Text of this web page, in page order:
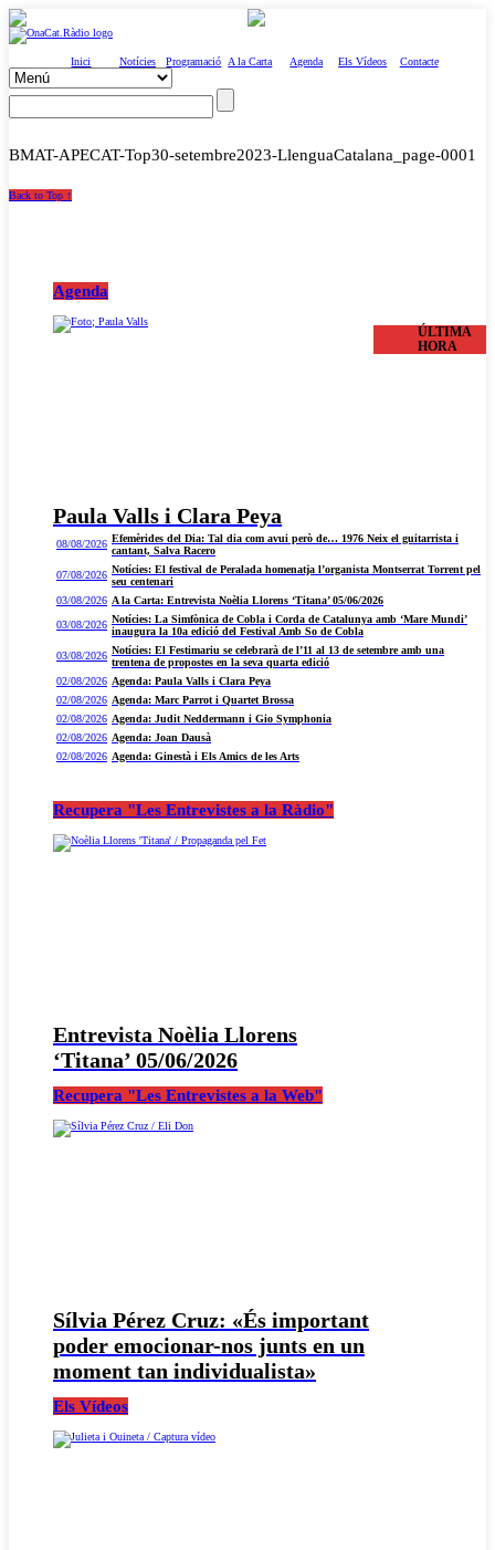
Inici Notícies Programació A la Carta Agenda Els Vídeos Contacte
BMAT-APECAT-Top30-setembre2023-LlenguaCatalana_page-0001
Back to Top ↑
Agenda
Paula Valls i Clara Peya
ÚLTIMA
HORA
08/08/2026 Efemèrides del Dia: Tal dia com avui però de… 1976 Neix el guitarrista i
cantant, Salva Racero
07/08/2026 Notícies: El festival de Peralada homenatja l’organista Montserrat Torrent pel
seu centenari
03/08/2026 A la Carta: Entrevista Noèlia Llorens ‘Titana’ 05/06/2026
03/08/2026 Notícies: La Simfònica de Cobla i Corda de Catalunya amb ‘Mare Mundi’
inaugura la 10a edició del Festival Amb So de Cobla
03/08/2026 Notícies: El Festimariu se celebrarà de l’11 al 13 de setembre amb una
trentena de propostes en la seva quarta edició
02/08/2026 Agenda: Paula Valls i Clara Peya
02/08/2026 Agenda: Marc Parrot i Quartet Brossa
02/08/2026 Agenda: Judit Neddermann i Gio Symphonia
02/08/2026 Agenda: Joan Dausà
02/08/2026 Agenda: Ginestà i Els Amics de les Arts
Recupera "Les Entrevistes a la Ràdio"
Entrevista Noèlia Llorens
‘Titana’ 05/06/2026
Recupera "Les Entrevistes a la Web"
Sílvia Pérez Cruz: «És important
poder emocionar-nos junts en un
moment tan individualista»
Els Vídeos